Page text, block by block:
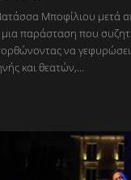
Μποφίλιου μετά
μια παράσταση που
να
και θεατών,...